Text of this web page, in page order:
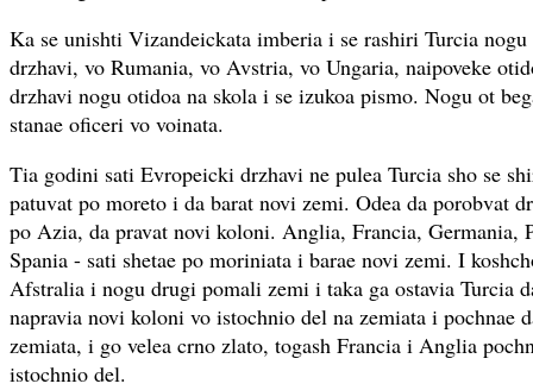
Ka se unishti Vizandeickata imberia i se rashiri Turcia
drzhavi, vo Rumania, vo Avstria, vo Ungaria, naipoveke
drzhavi nogu otidoa na skola i se izukoa pismo. Nogu ot
stanae oficeri vo voinata.
Tia godini sati Evropeicki drzhavi ne pulea Turcia sho se
patuvat po moreto i da barat novi zemi. Odea da porobvat
po Azia, da pravat novi koloni. Anglia, Francia, Germania,
Spania - sati shetae po moriniata i barae novi zemi. I
Afstralia i nogu drugi pomali zemi i taka ga ostavia Turcia
napravia novi koloni vo istochnio del na zemiata i pochnae
zemiata, i go velea crno zlato, togash Francia i Anglia
istochnio del.